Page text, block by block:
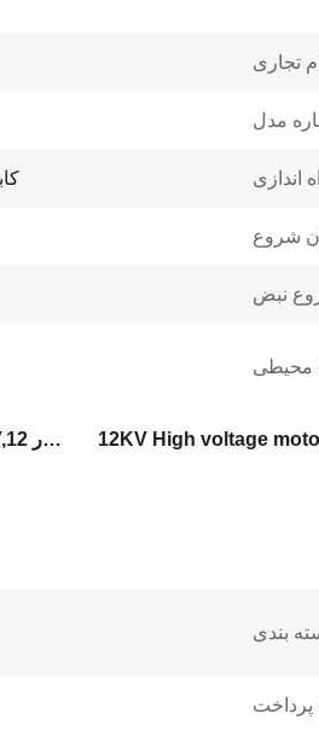
شروع کننده موتور ولتاژ بالا 10KV,شروع کننده موتور 12KV ولتاژ بالا,450KW موتور ولتاژ بالا استارت 12KV High voltage